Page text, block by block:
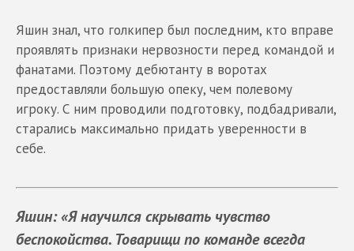
Яшин знал, что голкипер был последним, кто вправе
проявлять признаки нервозности перед командой и
фанатами. Поэтому дебютанту в воротах
предоставляли большую опеку, чем полевому
игроку. С ним проводили подготовку, подбадривали,
старались максимально придать уверенности в
себе.
Яшин: «Я научился скрывать чувство
беспокойства. Товарищи по команде всегда